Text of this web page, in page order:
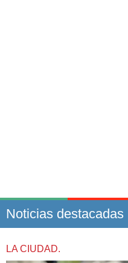
Noticias destacadas
LA CIUDAD.